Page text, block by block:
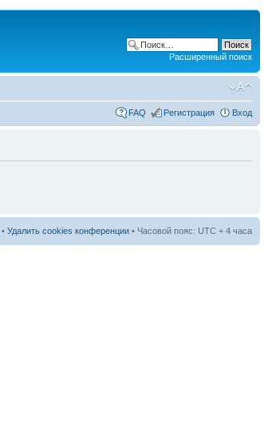
Расширенный поиск
FAQ Регистрация Вход
• Удалить cookies конференции • Часовой пояс: UTC + 4 часа